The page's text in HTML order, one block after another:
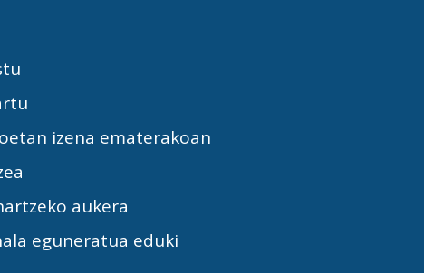
izena ematerakoan
aukera
eguneratua eduki